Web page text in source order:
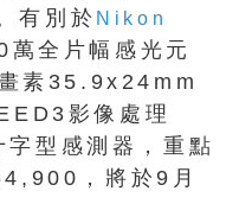
有別於 Nikon
全片幅感光元
素35.9x24mm
影像處理
型感測器，重點
，將於9月